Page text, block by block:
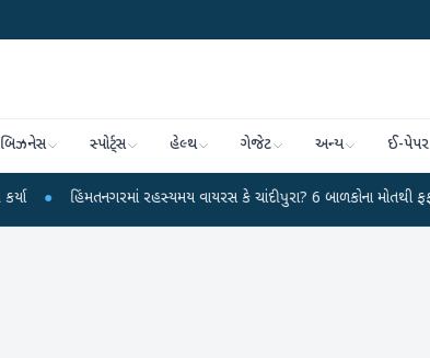
બિઝનેસ સ્પોર્ટ્સ હેલ્થ ગેજેટ અન્ય ઈ-પેપર
હિંમતનગરમાં રહસ્યમય વાયરસ કે ચાંદીપુરા? 6 બાળકોના મોતથી ફફડાટ ●